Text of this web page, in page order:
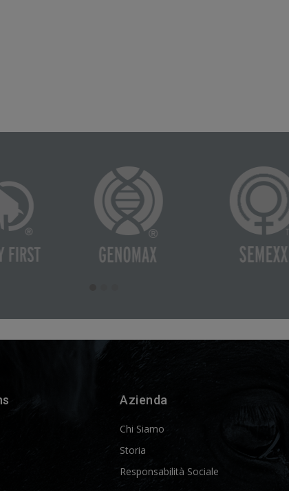
Azienda
Chi Siamo
Storia
Responsabilità Sociale